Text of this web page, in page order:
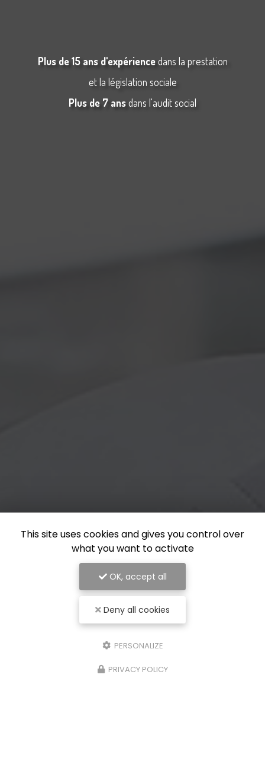
Plus de 15 ans d'expériencedans la prestation
et la législation sociale
Plus de 7 ansdans l'audit social
This site uses cookies and gives you control over
what you want to activate
OK, accept all
Deny all cookies
PERSONALIZE
PRIVACY POLICY